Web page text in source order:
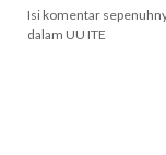
Isi komentar
dalam UU ITE